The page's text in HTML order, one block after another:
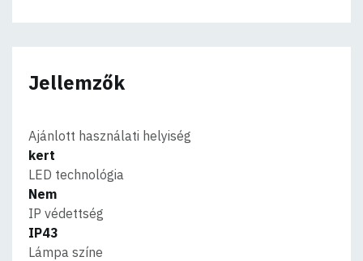
Jellemzők
Ajánlott használati helyiség
kert
LED technológia
Nem
IP védettség
IP43
Lámpa színe